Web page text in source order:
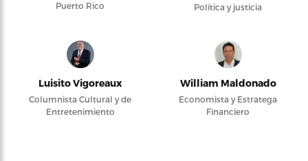
Puerto Rico
Política y justicia
Luisito Vigoreaux
Columnista Cultural y de
Entretenimiento
William Maldonado
Economista y Estratega
Financiero